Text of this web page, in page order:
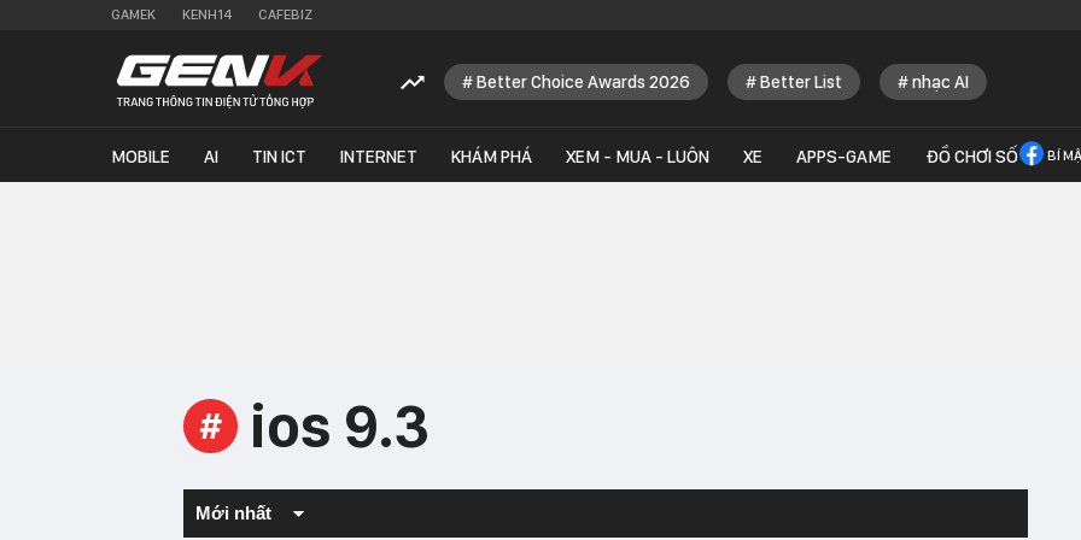
GAMEK KENH14 CAFEBIZ
Better Choice Awards 2026 Better List nhạc AI
MOBILE AI TIN ICT INTERNET KHÁM PHÁ XEM - MUA - LUÔN XE APPS-GAME ĐỒ CHƠI SỐ BÍ
# ios 9.3
Mới nhất